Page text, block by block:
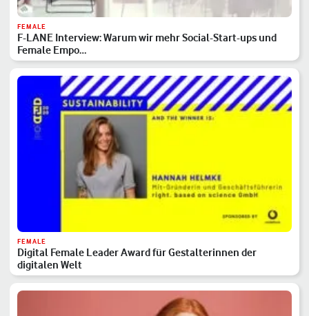
FEMALE
F-LANE Interview: Warum wir mehr Social-Start-ups und
Female Empo…
FEMALE
Digital Female Leader Award für Gestalterinnen der
digitalen Welt